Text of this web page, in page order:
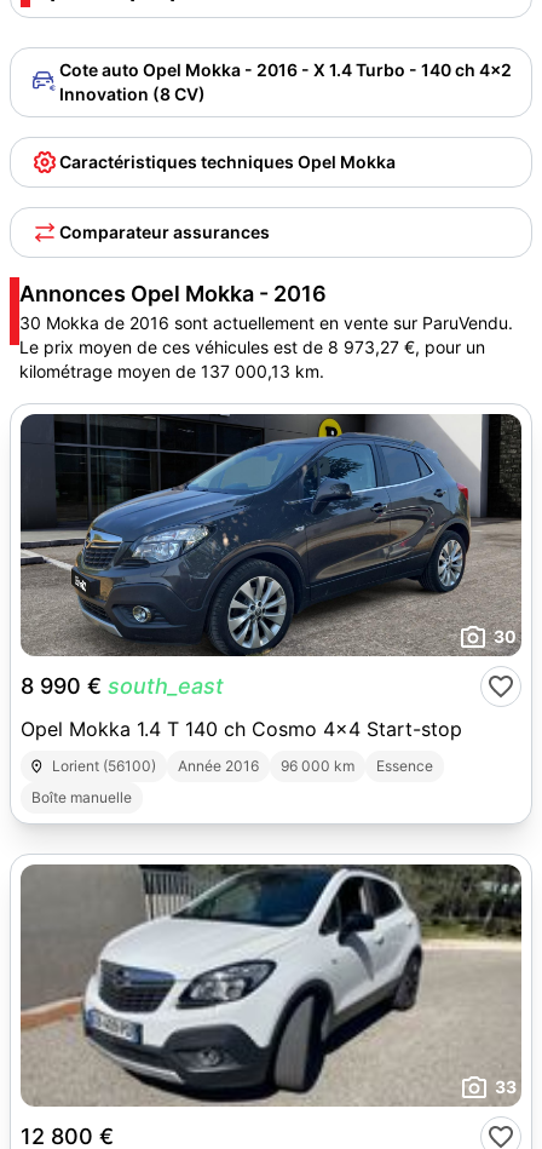
Cote auto Opel Mokka - 2016 - X 1.4 Turbo - 140 ch 4x2
Innovation (8 CV)
Caractéristiques techniques Opel Mokka
Comparateur assurances
Annonces Opel Mokka - 2016
30 Mokka de 2016 sont actuellement en vente sur ParuVendu.
Le prix moyen de ces véhicules est de 8 973,27 €, pour un
kilométrage moyen de 137 000,13 km.
30
8 990 € south_east
Opel Mokka 1.4 T 140 ch Cosmo 4x4 Start-stop
Lorient (56100) Année 2016 96 000 km
Essence
Boîte manuelle
33
12 800 €